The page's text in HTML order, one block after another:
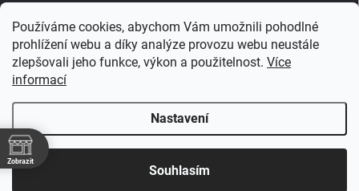
Používáme cookies, abychom Vám umožnili pohodlné
prohlížení webu a díky analýze provozu webu neustále
zlepšovali jeho funkce, výkon a použitelnost. Více
informací
Nastavení
Souhlasím
+420 725 710 840
https://www.facebook.com/drevosmutny/
drevosmutny/
Dřevosmutný . Všechna práva vyhrazena.
Zobrazit